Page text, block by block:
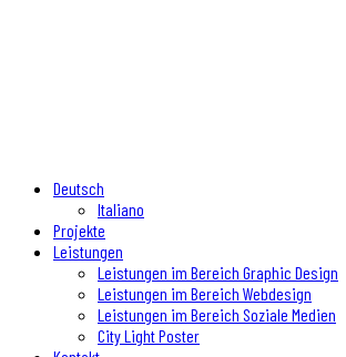
Deutsch
Italiano
Projekte
Leistungen
Leistungen im Bereich Graphic Design
Leistungen im Bereich Webdesign
Leistungen im Bereich Soziale Medien
City Light Poster